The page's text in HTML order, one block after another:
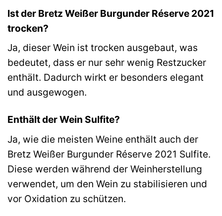
Ist der Bretz Weißer Burgunder Réserve 2021
trocken?
Ja, dieser Wein ist trocken ausgebaut, was
bedeutet, dass er nur sehr wenig Restzucker
enthält. Dadurch wirkt er besonders elegant
und ausgewogen.
Enthält der Wein Sulfite?
Ja, wie die meisten Weine enthält auch der
Bretz Weißer Burgunder Réserve 2021 Sulfite.
Diese werden während der Weinherstellung
verwendet, um den Wein zu stabilisieren und
vor Oxidation zu schützen.